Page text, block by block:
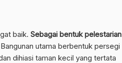
baik. Sebagai bentuk pelestarian
utama berbentuk persegi
dihiasi taman kecil yang tertata